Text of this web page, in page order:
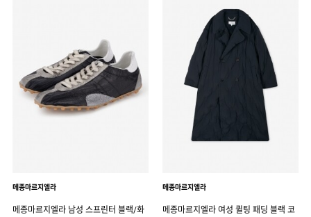
메종마르지엘라
메종마르지엘라 남성 스프린터 블랙/화
메종마르지엘라
메종마르지엘라 여성 퀼팅 패딩 블랙 코